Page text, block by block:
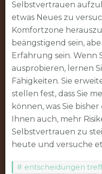
Selbstvertrauen
etwas Neues zu
Komfortzone
beängstigend sein,
Erfahrung sein. Wenn
ausprobieren, lernen
Fähigkeiten. Sie
stellen fest, dass Sie
können, was Sie
Ihnen auch, mehr
Selbstvertrauen zu
heute und versuche
entscheidungen